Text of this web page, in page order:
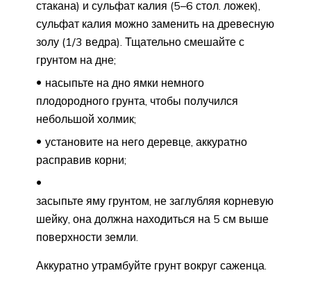
стакана) и сульфат калия (5–6 стол. ложек),
сульфат калия можно заменить на древесную
золу (1/3 ведра). Тщательно смешайте с
грунтом на дне;
насыпьте на дно ямки немного
плодородного грунта, чтобы получился
небольшой холмик;
установите на него деревце, аккуратно
расправив корни;
засыпьте яму грунтом, не заглубляя корневую
шейку, она должна находиться на 5 см выше
поверхности земли.
Аккуратно утрамбуйте грунт вокруг саженца.